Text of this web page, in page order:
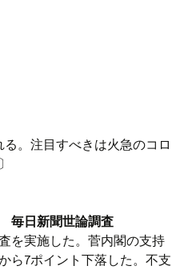
る。注目すべきは火急のコロ
毎日新聞世論調査
を実施した。菅内閣の支持
ら7ポイント下落した。不支